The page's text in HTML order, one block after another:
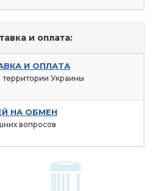
и оплата:
И ОПЛАТА
территории Украины
НА ОБМЕН
вопросов